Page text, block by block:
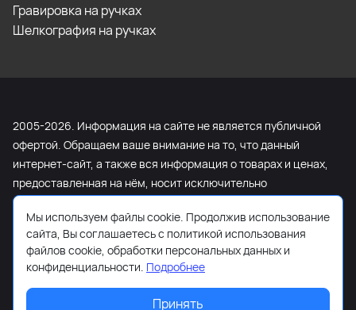
Гравировка на ручках
Шелкография на ручках
2005-2026. Информация на сайте не является публичной
офертой. Обращаем ваше внимание на то, что данный
интернет-сайт, а также вся информация о товарах и ценах,
предоставленная на нём, носит исключительно
информационный характер и ни при каких условиях не
является публичной офертой, определяемой положениями
Статьи 437 Гражданского кодекса Российской Федерации.
Для получения подробной информации о наличии и
стоимости указанных товаров и (или) услуг, пожалуйста,
обращайтесь к менеджеру сайта с помощью специальной
Мы используем файлы cookie. Продолжив использование
сайта, Вы соглашаетесь с политикой использования
файлов cookie, обработки персональных данных и
конфиденциальности. Подробнее
Принять